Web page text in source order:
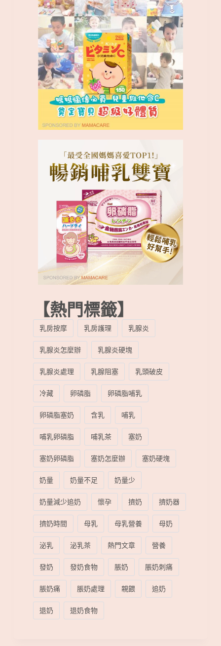
【熱門標籤】
乳房按摩 乳房護理
乳腺炎
乳腺炎怎麼辦
乳腺炎硬塊
乳腺炎處理
乳腺阻塞
乳頭破皮
冷藏
卵磷脂
卵磷脂哺乳
卵磷脂塞奶
含乳
哺乳
哺乳卵磷脂
哺乳茶
塞奶
塞奶卵磷脂
塞奶怎麼辦
塞奶硬塊
奶量
奶量不足
奶量少
奶量減少追奶
懷孕 擠奶
擠奶器
擠奶時間
母乳 母乳營養
母奶
泌乳
泌乳茶 熱門文章
營養
發奶
發奶食物 脹奶
脹奶刺痛
脹奶痛
脹奶處理 親餵
追奶
退奶
退奶食物